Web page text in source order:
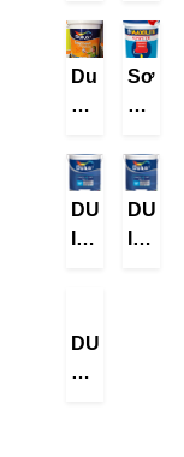
Mặt
Bóng
Chùi
Hiệu
Quả
-
Mặt
Bóng
-
Lau
Chùi
Hiệu
(lon
5L)
Dulux
Easy
-
Lau
Chùi
Hiệu
18L)
Sơn
nước
nhà
Kinh
Tế
DULUX
INTERIOR
lót
trong
DULUX
AMBIANCE